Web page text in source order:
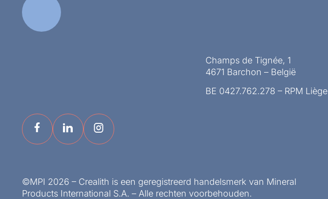
Champs de Tignée, 1
4671 Barchon – België
BE 0427.762.278 – RPM Liège
©MPI 2026 – Crealith is een geregistreerd handelsmerk van Mineral
Products International S.A. – Alle rechten voorbehouden.